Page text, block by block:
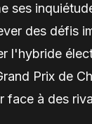
ses
des défis
l'hybride
Prix de
à des